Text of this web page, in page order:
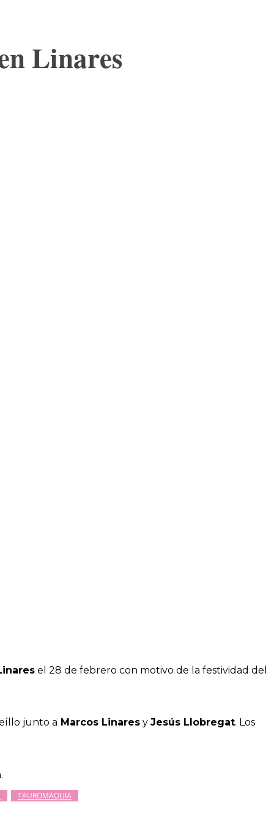
Linares
el 28 de febrero con motivo de la festividad del
junto a Marcos Linares y Jesús Llobregat. Los
TAUROMAQUIA